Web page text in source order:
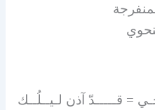
= قـــــدّ آذن لـيــلُــك